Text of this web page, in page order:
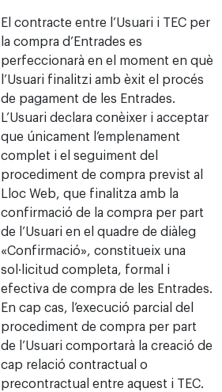
El contracte entre l’Usuari i TEC per
la compra d’Entrades es
perfeccionarà en el moment en què
l’Usuari finalitzi amb èxit el procés
de pagament de les Entrades.
L’Usuari declara conèixer i acceptar
que únicament l’emplenament
complet i el seguiment del
procediment de compra previst al
Lloc Web, que finalitza amb la
confirmació de la compra per part
de l’Usuari en el quadre de diàleg
«Confirmació», constitueix una
sol·licitud completa, formal i
efectiva de compra de les Entrades.
En cap cas, l’execució parcial del
procediment de compra per part
de l’Usuari comportarà la creació de
cap relació contractual o
precontractual entre aquest i TEC.